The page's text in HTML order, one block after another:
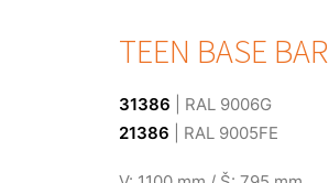
TEEN BASE BAR
31386 | RAL 9006G
21386 | RAL 9005FE